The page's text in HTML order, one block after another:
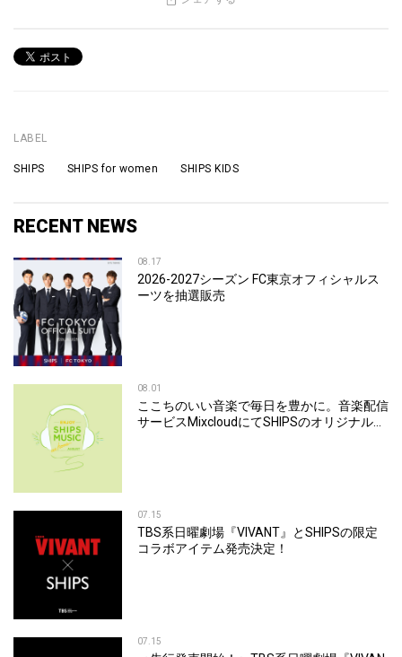
LABEL
SHIPS SHIPS for women SHIPS KIDS
RECENT NEWS
08.17
2026-2027シーズン FC東京オフィシャルス
ーツを抽選販売
08.01
ここちのいい音楽で毎日を豊かに。音楽配信
サービスMixcloudにてSHIPSのオリジナルミ
07.15
TBS系日曜劇場『VIVANT』とSHIPSの限定
コラボアイテム発売決定！
07.15